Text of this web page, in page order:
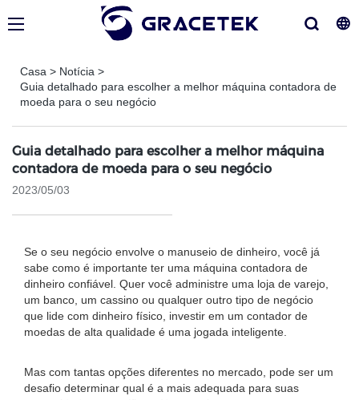
Casa > Notícia >
Guia detalhado para escolher a melhor máquina contadora de
moeda para o seu negócio
Guia detalhado para escolher a melhor máquina
contadora de moeda para o seu negócio
2023/05/03
Se o seu negócio envolve o manuseio de dinheiro, você já
sabe como é importante ter uma máquina contadora de
dinheiro confiável. Quer você administre uma loja de varejo,
um banco, um cassino ou qualquer outro tipo de negócio
que lide com dinheiro físico, investir em um contador de
moedas de alta qualidade é uma jogada inteligente.
Mas com tantas opções diferentes no mercado, pode ser um
desafio determinar qual é a mais adequada para suas